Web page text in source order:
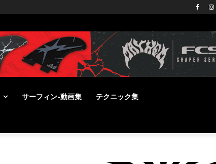
サーフィン-動画集 テクニック集